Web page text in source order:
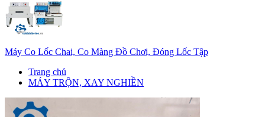
Máy Co Lốc Chai, Co Màng Đồ Chơi, Đóng Lốc Tập
Trang chủ
MÁY TRỘN, XAY NGHIỀN